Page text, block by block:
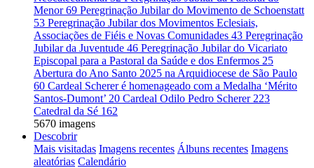
Menor69 Peregrinação Jubilar do Movimento de Schoenstatt
53 Peregrinação Jubilar dos Movimentos Eclesiais,
Associações de Fiéis e Novas Comunidades 43 Peregrinação
Jubilar da Juventude 46 Peregrinação Jubilar do Vicariato
Episcopal para a Pastoral da Saúde e dos Enfermos 25
Abertura do Ano Santo 2025 na Arquidiocese de São Paulo
60 Cardeal Scherer é homenageado com a Medalha ‘Mérito
Santos-Dumont’ 20 Cardeal Odilo Pedro Scherer 223
Catedral da Sé 162
5670 imagens
Descobrir
Mais visitadas Imagens recentes Álbuns recentes Imagens
aleatórias Calendário